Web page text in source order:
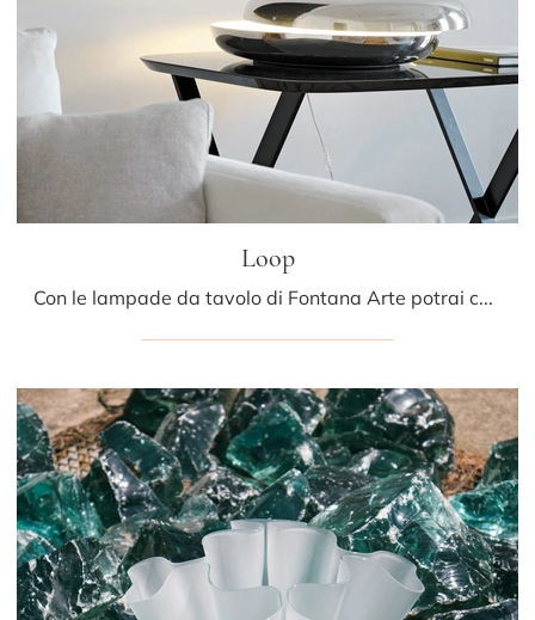
Loop
Con le lampade da tavolo di Fontana Arte potrai completare i tuoi spazi: clicca e scopri Loop!